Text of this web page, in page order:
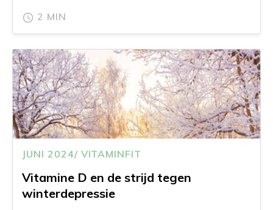
2 MIN
JUNI 2024/ VITAMINFIT
Vitamine D en de strijd tegen
winterdepressie